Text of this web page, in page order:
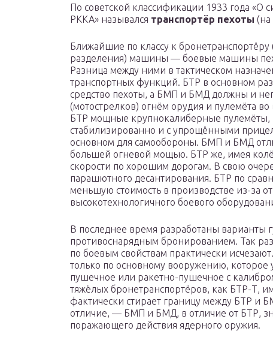
По советской классификации 1933 года «О
РККА» назывался транспортёр пехоты (на
Ближайшие по классу к бронетранспортёру
разделения) машины — боевые машины
Разница между ними в тактическом
транспортных функций. БТР в основном
средство пехоты, а БМП и БМД должны и
(мотострелков) огнём орудия и пулемёта
БТР мощные крупнокалиберные пулемёты,
стабилизированно и с упрощёнными
основном для самообороны. БМП и БМД
большей огневой мощью. БТР же, имея
скорости по хорошим дорогам. В свою
парашютного десантирования. БТР по
меньшую стоимость в производстве из-за
высокотехнологичного боевого
В последнее время разработаны варианты
противоснарядным бронированием. Так
по боевым свойствам практически
только по основному вооружению,
пушечное или ракетно-пушечное с
тяжёлых бронетранспортёров, как БТР-Т,
фактически стирает границу между БТР и
отличие, — БМП и БМД, в отличие от БТР,
поражающего действия ядерного оружия.